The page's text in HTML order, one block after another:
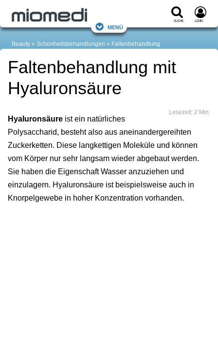
Suche Login
Menü
Beauty Schönheitsbehandlungen Faltenbehandlung
Faltenbehandlung mit
Hyaluronsäure
Lesezeit: 2 Min.
Hyaluronsäure ist ein natürliches
Polysaccharid, besteht also aus aneinandergereihten
Zuckerketten. Diese langkettigen Moleküle und können
vom Körper nur sehr langsam wieder abgebaut werden.
Sie haben die Eigenschaft Wasser anzuziehen und
einzulagern. Hyaluronsäure ist beispielsweise auch in
Knorpelgewebe in hoher Konzentration vorhanden.